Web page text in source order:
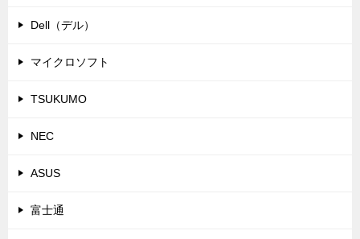
Dell（デル）
マイクロソフト
TSUKUMO
NEC
ASUS
富士通